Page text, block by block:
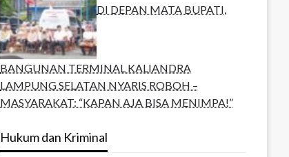
DI DEPAN MATA BUPATI,
BANGUNAN TERMINAL KALIANDRA
LAMPUNG SELATAN NYARIS ROBOH –
MASYARAKAT: “KAPAN AJA BISA MENIMPA!”
Hukum dan Kriminal